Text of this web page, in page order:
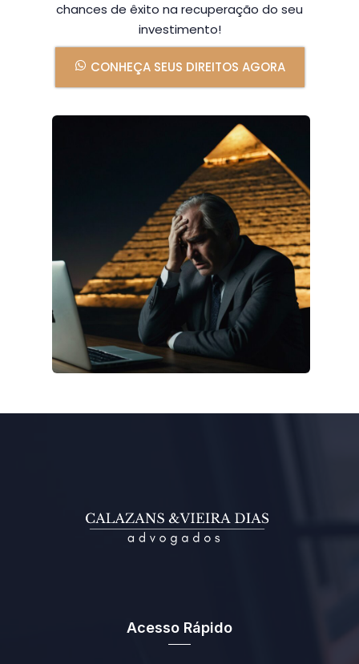
chances de êxito na recuperação do seu
investimento!
CONHEÇA SEUS DIREITOS AGORA
Acesso Rápido